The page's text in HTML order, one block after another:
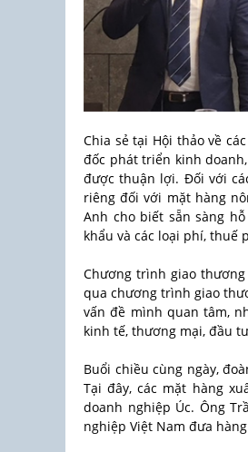
Chia sẻ tại Hội thảo về
đốc phát triển kinh
được thuận lợi. Đối với
riêng đối với mặt hàng
Anh cho biết sẵn sàng
khẩu và các loại phí, thuế
Chương trình giao
qua chương trình giao
vấn đề mình quan tâm,
kinh tế, thương mại, đầu
Buổi chiều cùng ngày,
Tại đây, các mặt hàng
doanh nghiệp Úc. Ông
nghiệp Việt Nam đưa